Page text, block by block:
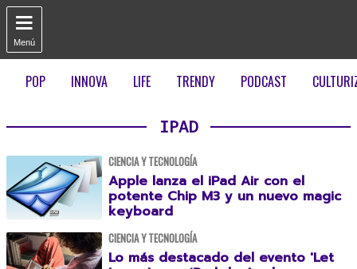

Menú
POP INNOVA LIFE TRENDY PODCAST
IPAD
CIENCIA Y TECNOLOGÍA
Apple lanza el iPad Air con el
potente Chip M3 y un nuevo magic
keyboard
CIENCIA Y TECNOLOGÍA
Lo más destacado del evento 'Let